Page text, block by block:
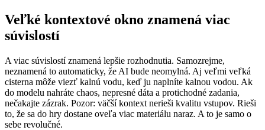
Veľké kontextové okno znamená viac
súvislostí
A viac súvislostí znamená lepšie rozhodnutia. Samozrejme,
neznamená to automaticky, že AI bude neomylná. Aj veľmi veľká
cisterna môže viezť kalnú vodu, keď ju naplníte kalnou vodou. Ak
do modelu nahráte chaos, nepresné dáta a protichodné zadania,
nečakajte zázrak. Pozor: väčší kontext nerieši kvalitu vstupov. Rieši
to, že sa do hry dostane oveľa viac materiálu naraz. A to je samo o
sebe revolučné.